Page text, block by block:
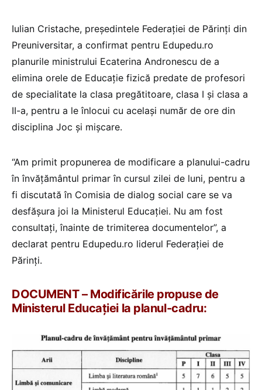
Iulian Cristache, președintele Federației de Părinți din
Preuniversitar, a confirmat pentru Edupedu.ro
planurile ministrului Ecaterina Andronescu de a
elimina orele de Educație fizică predate de profesori
de specialitate la clasa pregătitoare, clasa I și clasa a
II-a, pentru a le înlocui cu același număr de ore din
disciplina Joc și mișcare.
“Am primit propunerea de modificare a planului-cadru
în învățământul primar în cursul zilei de luni, pentru a
fi discutată în Comisia de dialog social care se va
desfășura joi la Ministerul Educației. Nu am fost
consultați, înainte de trimiterea documentelor”, a
declarat pentru Edupedu.ro liderul Federației de
Părinți.
DOCUMENT – Modificările propuse de
Ministerul Educației la planul-cadru: